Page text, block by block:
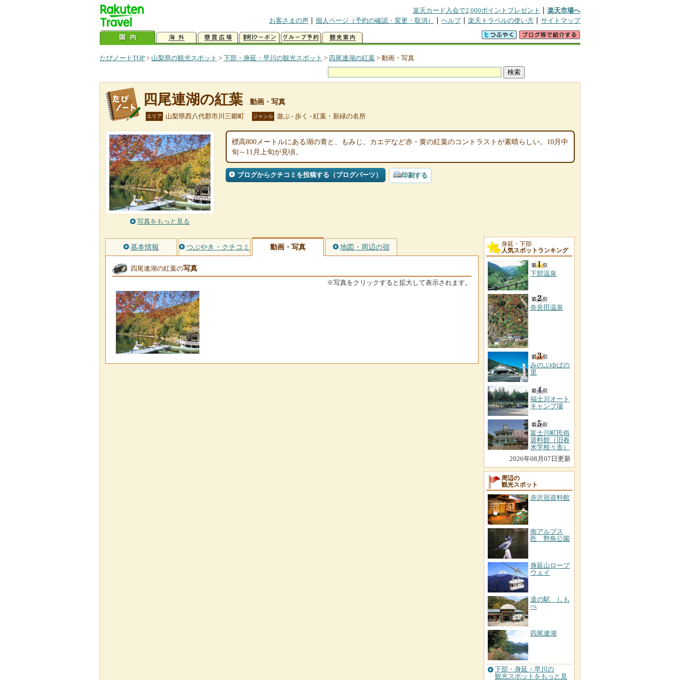
楽天カード入会で2,000ポイントプレゼント
楽天市場へ
お客さまの声
個人ページ（予約の確認・変更・取消） ヘルプ 楽天トラベルの使い方 サイトマップ
たびノートTOP > 山梨県の観光スポット > 下部・身延・早川の観光スポット > 四尾連湖の紅葉 > 動画・写真
四尾連湖の紅葉 動画・写真
エリア 山梨県西八代郡市川三郷町 ジャンル 遊ぶ - 歩く - 紅葉・新緑の名所
写真をもっと見る
標高800メートルにある湖の青と、もみじ、カエデなど赤・黄の紅葉のコントラストが素晴らしい。10月中
旬～11月上旬が見頃。
ブログからクチコミを投稿する（ブログパーツ） 印刷する
基本情報 つぶやき・クチコミ 動画・写真 地図・周辺の宿
四尾連湖の紅葉の写真
※写真をクリックすると拡大して表示されます。
身延・下部
人気スポットランキング
下部温泉
奈良田温泉
みのぶゆばの
里
福士川オート
キャンプ場
富士川町民俗
資料館（旧舂
米学校々舎）
2026年08月07日更新
周辺の
観光スポット
赤沢宿資料館
南アルプス
邑 野鳥公園
身延山ロープ
ウェイ
道の駅 しも
べ
四尾連湖
下部・身延・早川の
観光スポットをもっと見